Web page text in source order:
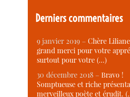
Derniers commentaires
9 janvier 2019 –Chère
grand merci pour votre
surtout pour votre (…)
30 décembre 2018 –Bravo !
Somptueuse et riche
merveilleux poète et érudit.